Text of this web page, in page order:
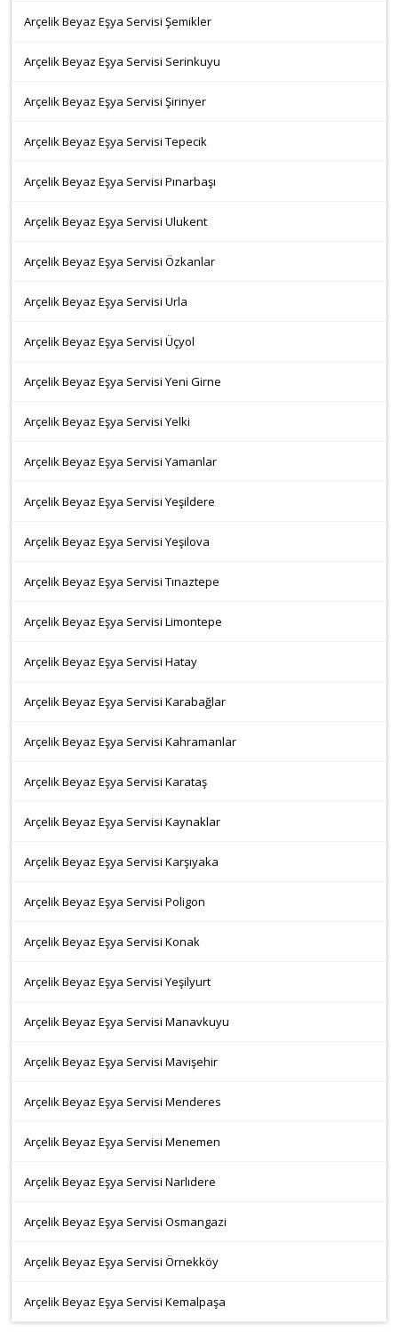
Arçelik Beyaz Eşya Servisi Şemikler
Arçelik Beyaz Eşya Servisi Serinkuyu
Arçelik Beyaz Eşya Servisi Şirinyer
Arçelik Beyaz Eşya Servisi Tepecik
Arçelik Beyaz Eşya Servisi Pınarbaşı
Arçelik Beyaz Eşya Servisi Ulukent
Arçelik Beyaz Eşya Servisi Özkanlar
Arçelik Beyaz Eşya Servisi Urla
Arçelik Beyaz Eşya Servisi Üçyol
Arçelik Beyaz Eşya Servisi Yeni Girne
Arçelik Beyaz Eşya Servisi Yelki
Arçelik Beyaz Eşya Servisi Yamanlar
Arçelik Beyaz Eşya Servisi Yeşildere
Arçelik Beyaz Eşya Servisi Yeşilova
Arçelik Beyaz Eşya Servisi Tınaztepe
Arçelik Beyaz Eşya Servisi Limontepe
Arçelik Beyaz Eşya Servisi Hatay
Arçelik Beyaz Eşya Servisi Karabağlar
Arçelik Beyaz Eşya Servisi Kahramanlar
Arçelik Beyaz Eşya Servisi Karataş
Arçelik Beyaz Eşya Servisi Kaynaklar
Arçelik Beyaz Eşya Servisi Karşıyaka
Arçelik Beyaz Eşya Servisi Poligon
Arçelik Beyaz Eşya Servisi Konak
Arçelik Beyaz Eşya Servisi Yeşilyurt
Arçelik Beyaz Eşya Servisi Manavkuyu
Arçelik Beyaz Eşya Servisi Mavişehir
Arçelik Beyaz Eşya Servisi Menderes
Arçelik Beyaz Eşya Servisi Menemen
Arçelik Beyaz Eşya Servisi Narlıdere
Arçelik Beyaz Eşya Servisi Osmangazi
Arçelik Beyaz Eşya Servisi Örnekköy
Arçelik Beyaz Eşya Servisi Kemalpaşa